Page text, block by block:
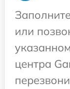
или
центра